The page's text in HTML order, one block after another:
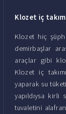
Klozet iç
Klozet hiç
demirbaşlar
araçlar gibi
Klozet iç
yaparak su
yapıldıysa kirli
tuvaletini